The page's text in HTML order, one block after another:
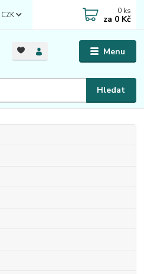
Menu
CZK
Hledat
0 ks
za 0 Kč